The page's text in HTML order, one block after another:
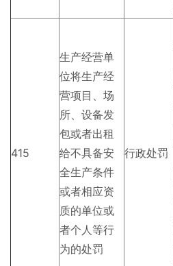
415
生产经营单
位将生产经
营项目、场
所、设备发
包或者出租
给不具备安
全生产条件
或者相应资
质的单位或
者个人等行
为的处罚
行政处罚